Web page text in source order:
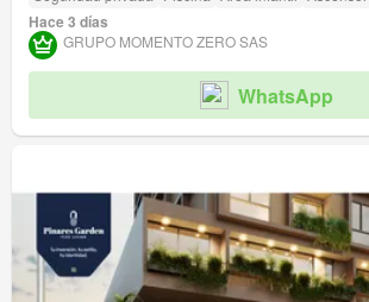
Hace 3 días
GRUPO MOMENTO ZERO SAS
WhatsApp